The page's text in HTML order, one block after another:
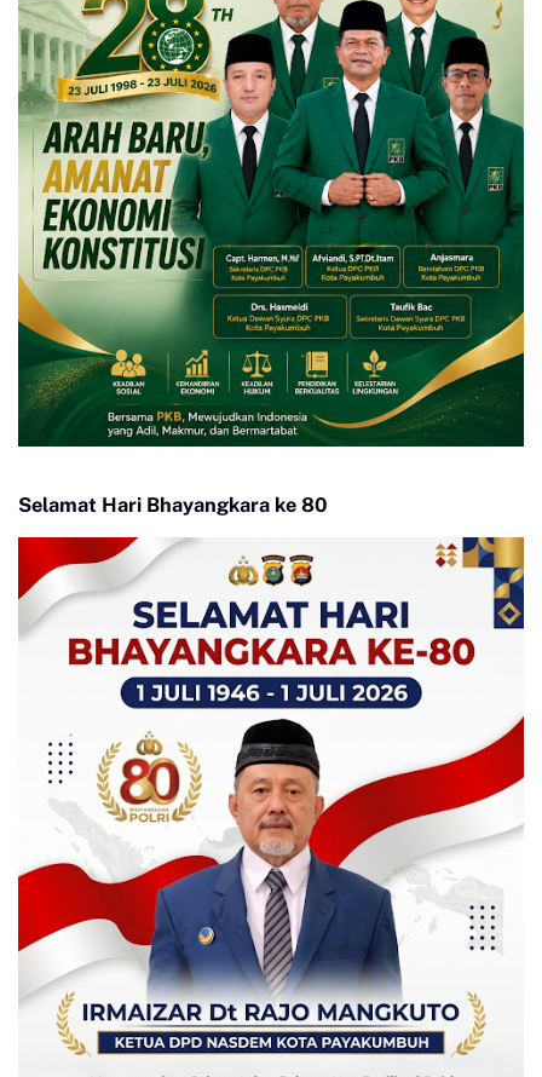
Selamat Hari Bhayangkara ke 80